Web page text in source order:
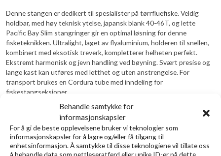
Behandle samtykke for
informasjonskapsler
For å gi de beste opplevelsene bruker vi teknologier som
informasjonskapsler for å lagre og/eller få tilgang til
enhetsinformasjon. Å samtykke til disse teknologiene vil tillate oss
å behandle data som nettleseratferd eller unike ID-er på dette
Denne stangen er dedikert til spesialister på tørrfluefiske. Veldig
holdbar, med høy teknisk ytelse, japansk blank 40-46T, og lette
Pacific Bay Slim stangringer gir en optimal løsning for denne
fisketeknikken. Ultralight, laget av flyaluminium, holderen til snellen,
kombinert med eksotisk treverk, kompletterer helheten perfekt.
Ekstremt harmonisk og jevn handling ved bøyning. Svært presise og
lange kast kan utføres med letthet og uten anstrengelse. For
transport brukes en Cordura tube med inndeling for
fiskestangseksjoner.
Fiskestangen er dekket av en 5-års servicegaranti.
Relaterte produkter